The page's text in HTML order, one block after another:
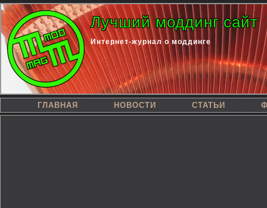
Лучший моддинг сайт
Интернет-журнал о моддинге
ГЛАВНАЯ НОВОСТИ СТАТЬИ